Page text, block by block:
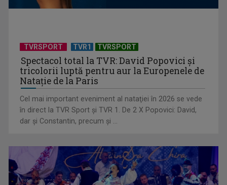
(P) Ce poate însemna faptul că un copil evită conversațiile,
deși aude și ...
TVRSPORT TVR1 TVRSPORT
Spectacol total la TVR: David Popovici și
tricolorii luptă pentru aur la Europenele de
Natație de la Paris
Cel mai important eveniment al nataţiei în 2026 se vede
în direct la TVR Sport şi TVR 1. De 2 X Popovici: David,
dar şi Constantin, precum şi ...